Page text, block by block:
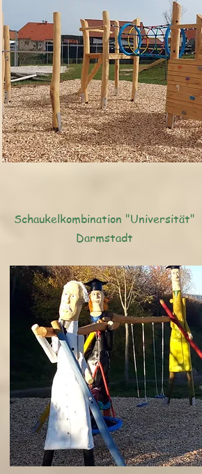
Schaukelkombination "Universität"
Darmstadt